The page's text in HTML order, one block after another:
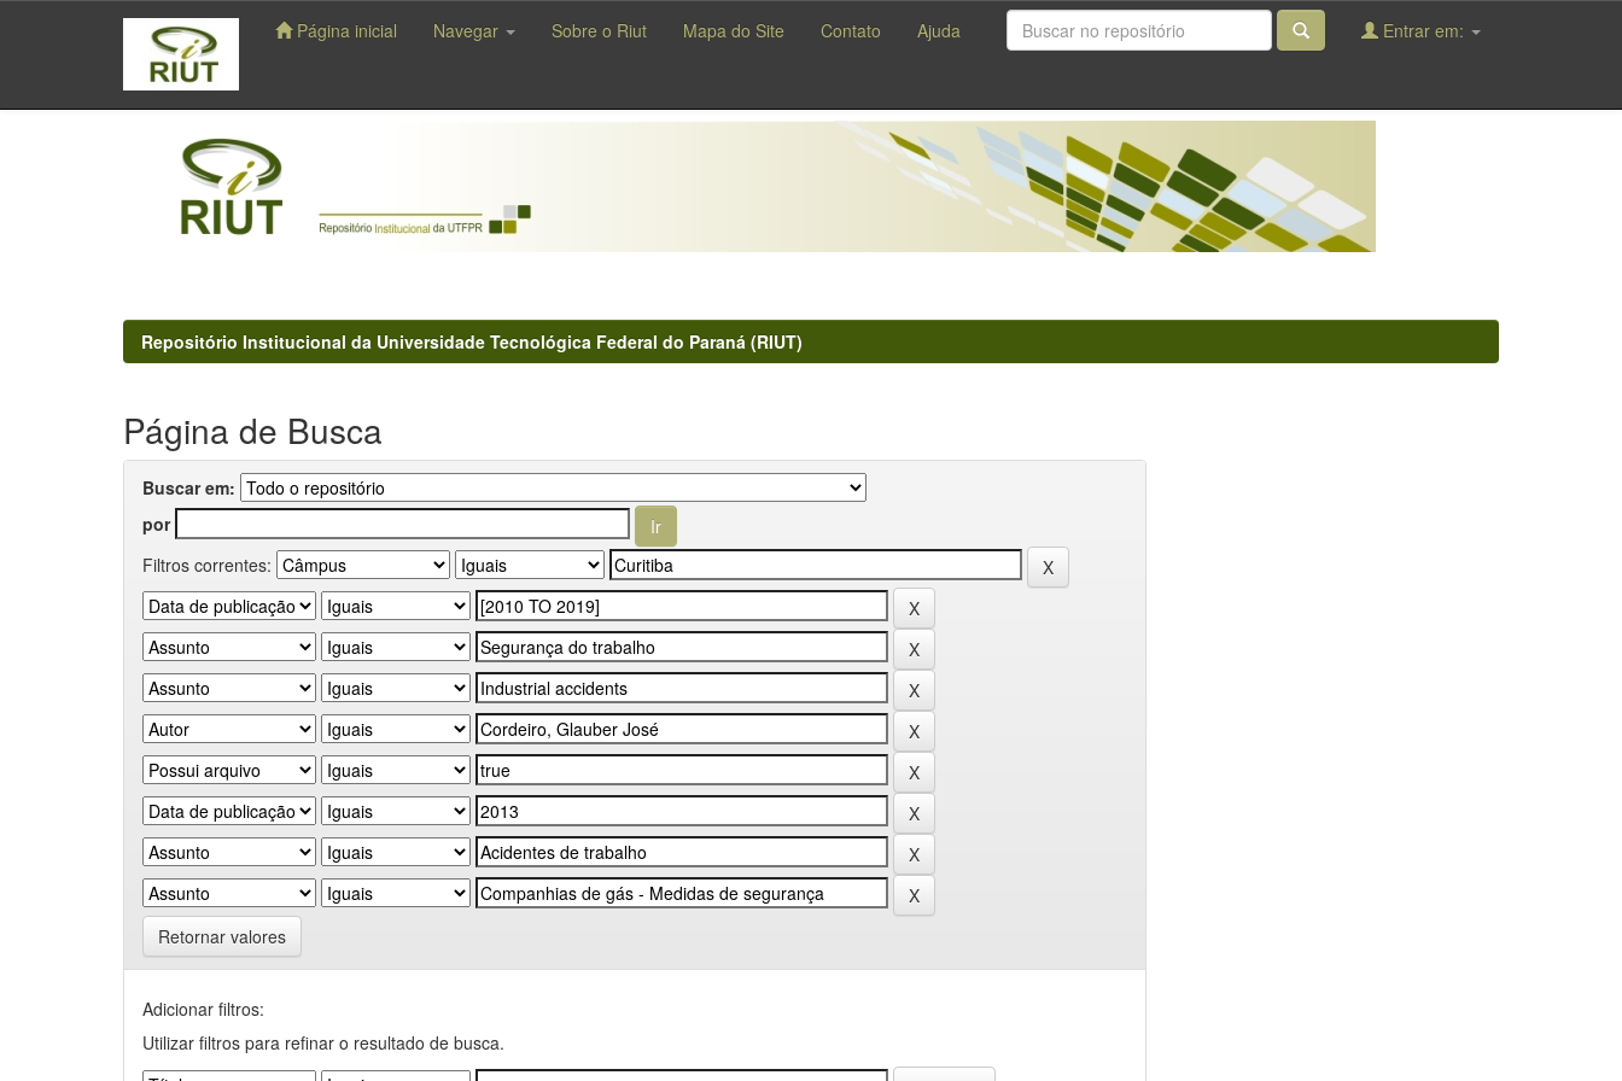
navigation
Página inicial Navegar Sobre o Riut Mapa do Site Contato Ajuda Entrar em:
Repositório Institucional da Universidade Tecnológica Federal do Paraná (RIUT)
Página de Busca
Buscar em:
por
Filtros correntes:
Retornar valores
Adicionar filtros:
Utilizar filtros para refinar o resultado de busca.